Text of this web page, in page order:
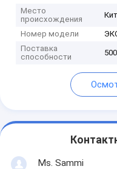
Место
происхождения
Номер модели
Поставка
способности
Ms. Sammi